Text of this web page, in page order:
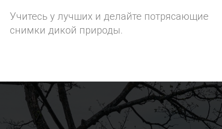
Учитесь у лучших и делайте потрясающие
снимки дикой природы.